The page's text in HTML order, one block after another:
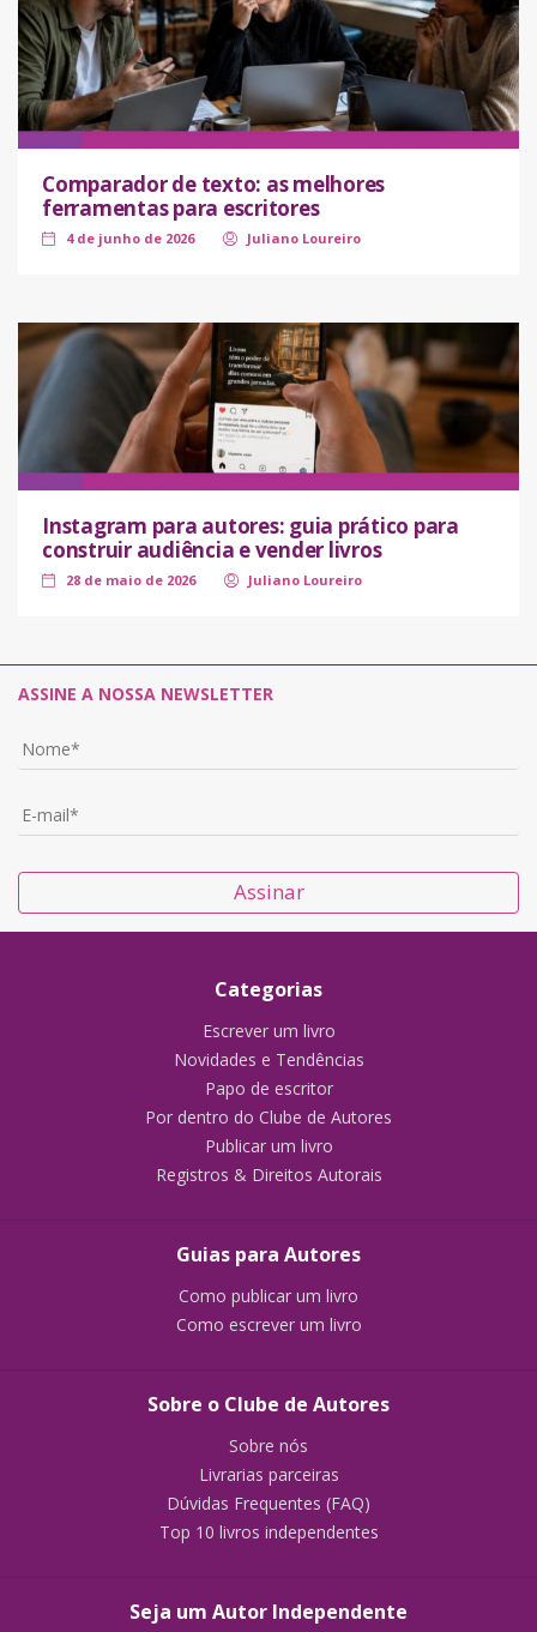
Comparador de texto: as melhores
ferramentas para escritores
4 de junho de 2026 Juliano Loureiro
Instagram para autores: guia prático para
construir audiência e vender livros
28 de maio de 2026 Juliano Loureiro
ASSINE A NOSSA NEWSLETTER
Assinar
Categorias
Escrever um livro
Novidades e Tendências
Papo de escritor
Por dentro do Clube de Autores
Publicar um livro
Registros & Direitos Autorais
Guias para Autores
Como publicar um livro
Como escrever um livro
Sobre o Clube de Autores
Sobre nós
Livrarias parceiras
Dúvidas Frequentes (FAQ)
Top 10 livros independentes
Seja um Autor Independente